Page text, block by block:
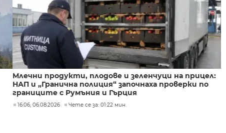
Млечни продукти, плодове и зеленчуци на прицел:
НАП и „Гранична полиция“ започнаха проверки по
границите с Румъния и Гърция
16:06, 06.08.2026 Чете се за: 01:22 мин.